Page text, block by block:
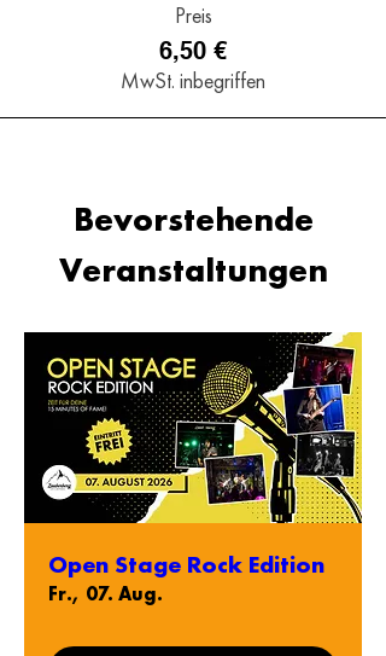
Preis
6,50 €
MwSt. inbegriffen
Bevorstehende
Veranstaltungen
Open Stage Rock Edition
Fr., 07. Aug.